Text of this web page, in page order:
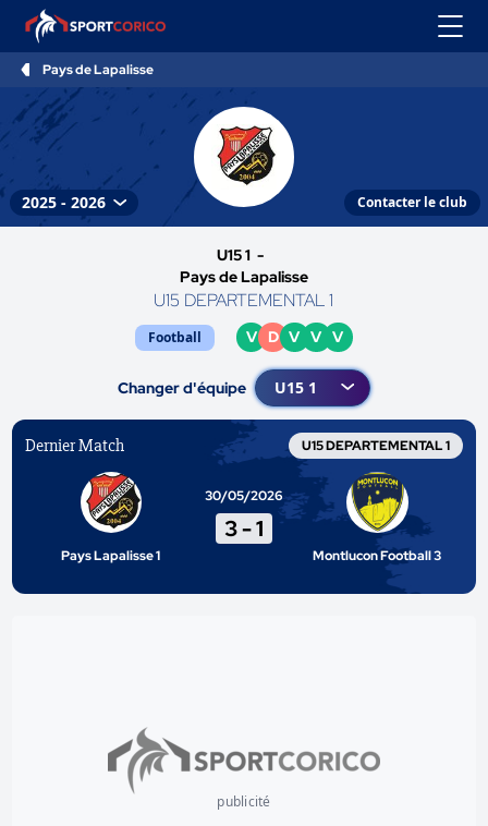
Pays de Lapalisse
Contacter le club
U15 1 -
Pays de Lapalisse
U15 DEPARTEMENTAL 1
Football V D V V V
Changer d'équipe
Dernier Match U15 DEPARTEMENTAL 1
Pays Lapalisse 1
30/05/2026
3-1
Montlucon Football 3
publicité